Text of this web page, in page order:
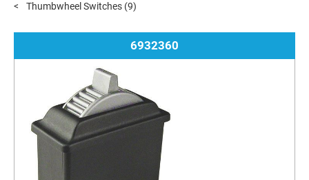
Thumbwheel Switches (9)
6932360